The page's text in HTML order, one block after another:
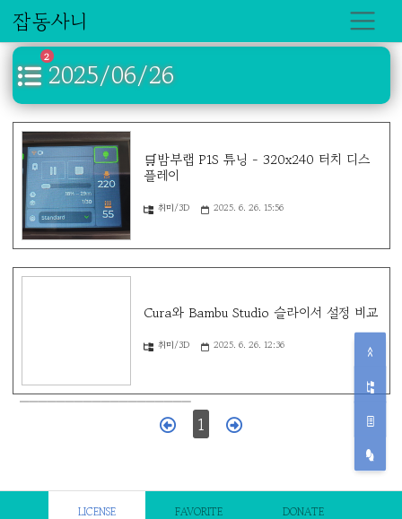
잡동사니
2
2025/06/26
🛒밤부랩 P1S 튜닝 - 320x240 터치 디스
플레이
취미/3D 2025. 6. 26. 15:56
Cura와 Bambu Studio 슬라이서 설정 비교
취미/3D 2025. 6. 26. 12:36
1
LICENSE FAVORITE DONATE